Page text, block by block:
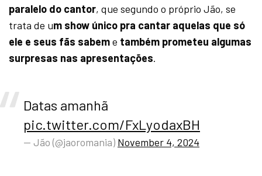
paralelo do cantor, que segundo o próprio Jão, se
trata de um show único pra cantar aquelas que só
ele e seus fãs sabeme também prometeu algumas
surpresas nas apresentações.
Datas amanhã
pic.twitter.com/FxLyodaxBH
— Jão (@jaoromania) November 4, 2024